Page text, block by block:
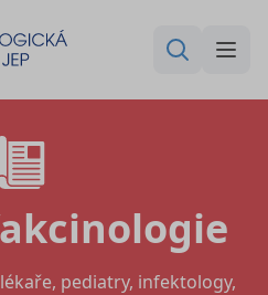
pediatry, infektology,